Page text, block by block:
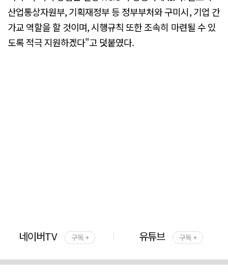
산업통상자원부, 기획재정부 등 정부부처와 구미시, 기업 간
가교 역할을 할 것이며, 시행규칙 또한 조속히 마련될 수 있
도록 적극 지원하겠다"고 덧붙였다.
네이버TV 구독 + 유튜브 구독 +